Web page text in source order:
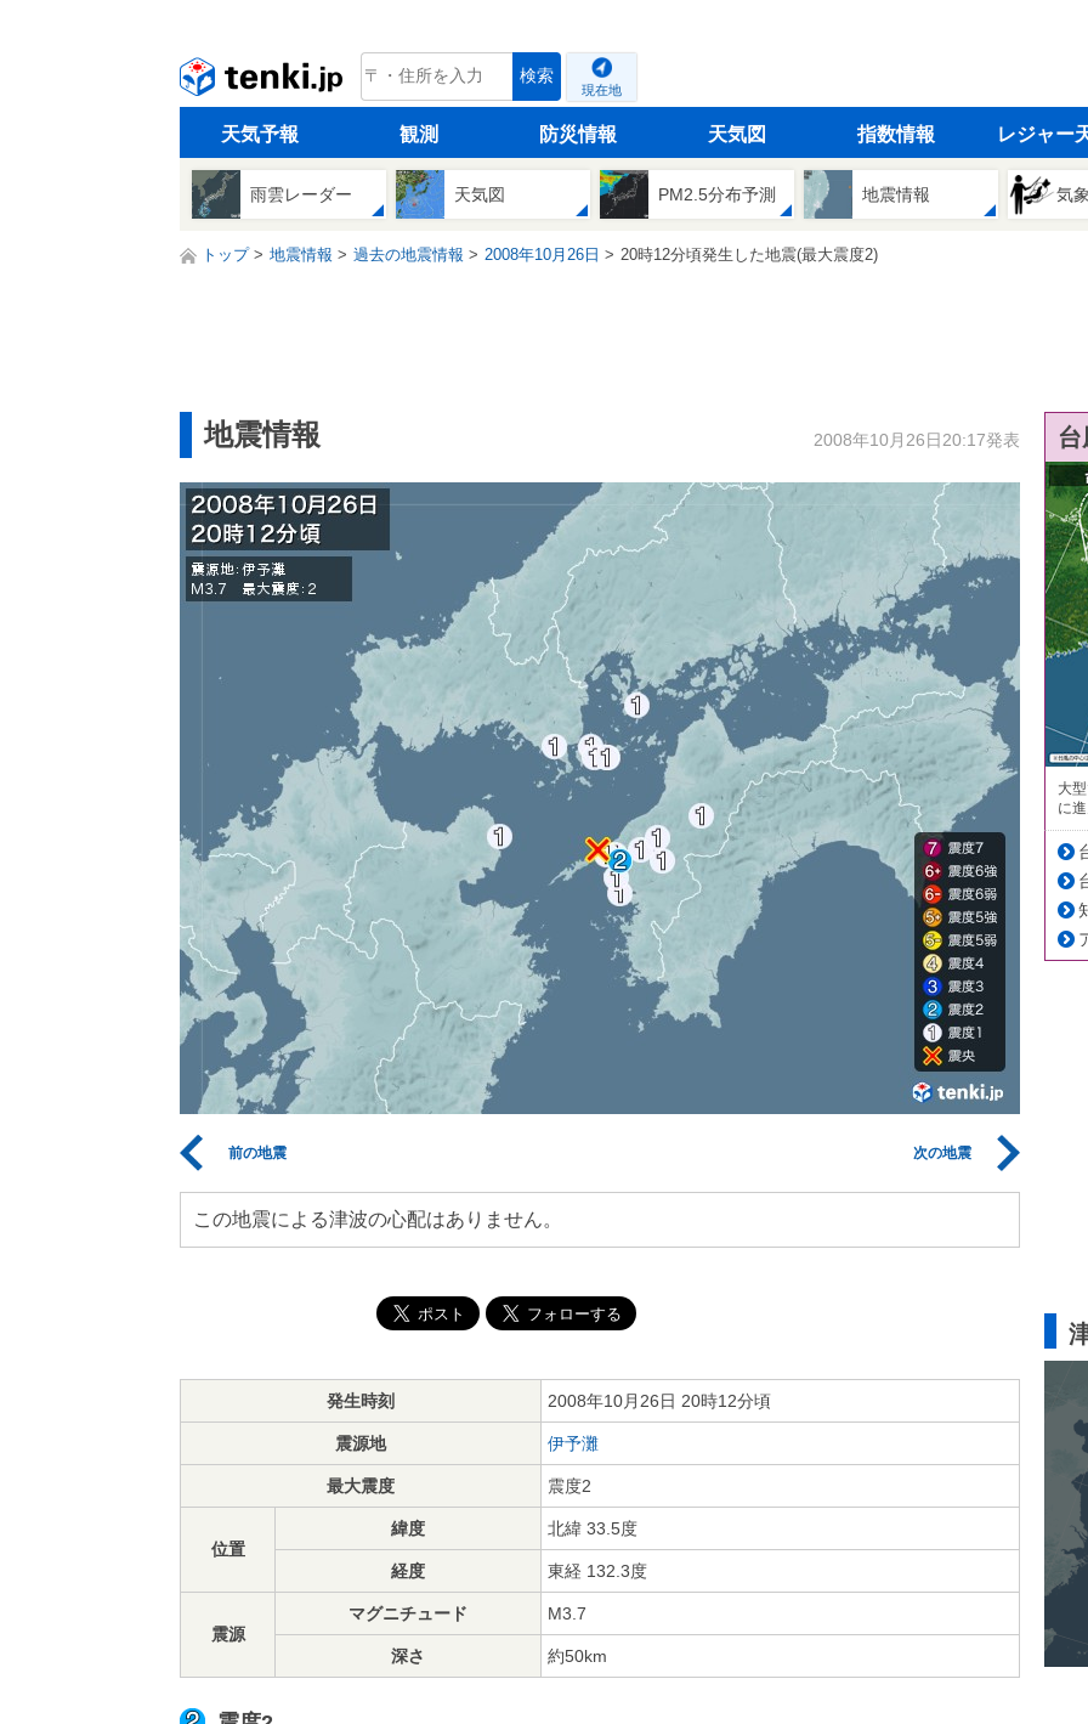
tenki.jp 検索
現在地
天気予報 観測 防災情報 天気図 指数情報 レジャー
雨雲レーダー 天気図 PM2.5分布予測 地震情報 気
トップ 地震情報 過去の地震情報 2008年10月26日 20時12分頃発生した地震(最大震度2)
地震情報 2008年10月26日20:17発表
前の地震 次の地震
この地震による津波の心配はありません。
発生時刻 2008年10月26日 20時12分頃
震源地 伊予灘
最大震度 震度2
位置
緯度 北緯 33.5度
経度 東経 132.3度
震源
マグニチュード M3.7
深さ 約50km
大
に